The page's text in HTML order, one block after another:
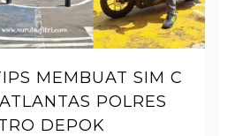
MEMBUAT SIM C
POLRES
DEPOK